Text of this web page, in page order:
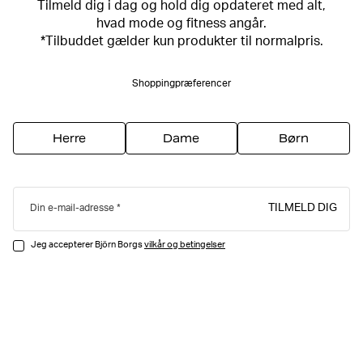
Tilmeld dig i dag og hold dig opdateret med alt,
hvad mode og fitness angår.
*Tilbuddet gælder kun produkter til normalpris.
Shoppingpræferencer
Herre Dame Børn
Din e-mail-adresse TILMELD DIG
Jeg accepterer Björn Borgsvilkår og betingelser